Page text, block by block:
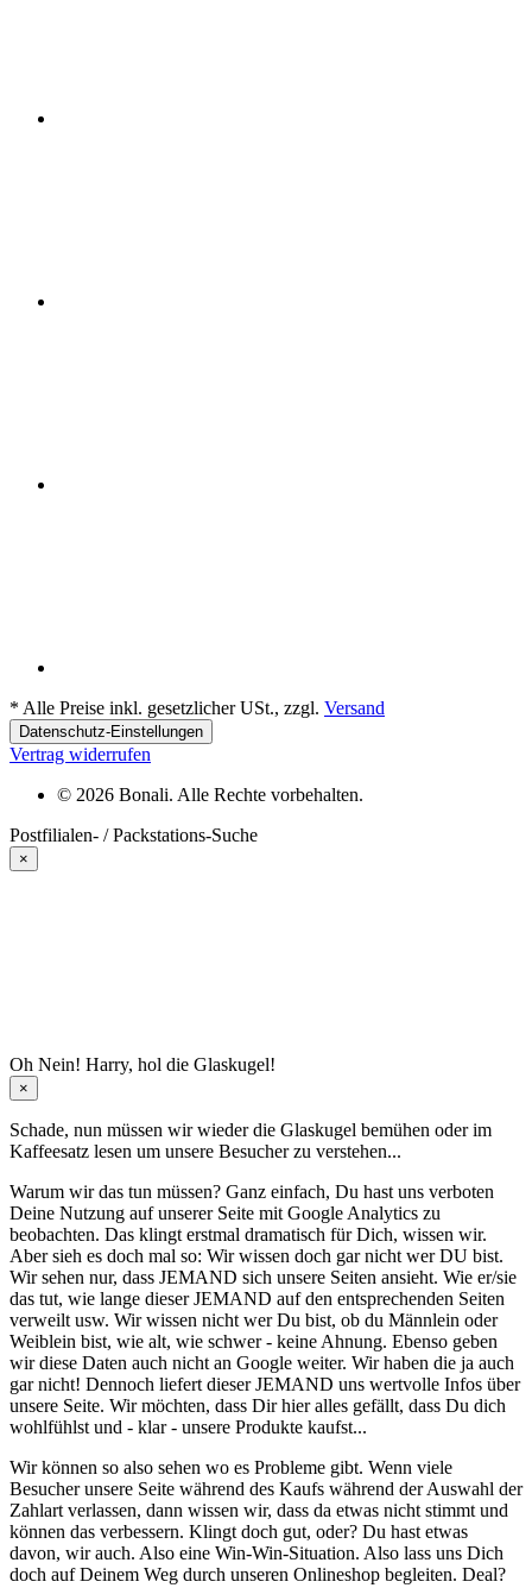
* Alle Preise inkl. gesetzlicher USt., zzgl. Versand
Datenschutz-Einstellungen
Vertrag widerrufen
© 2026 Bonali. Alle Rechte vorbehalten.
Postfilialen- / Packstations-Suche
×
Oh Nein! Harry, hol die Glaskugel!
×
Schade, nun müssen wir wieder die Glaskugel bemühen oder im
Kaffeesatz lesen um unsere Besucher zu verstehen...
Warum wir das tun müssen? Ganz einfach, Du hast uns verboten
Deine Nutzung auf unserer Seite mit Google Analytics zu
beobachten. Das klingt erstmal dramatisch für Dich, wissen wir.
Aber sieh es doch mal so: Wir wissen doch gar nicht wer DU bist.
Wir sehen nur, dass JEMAND sich unsere Seiten ansieht. Wie er/sie
das tut, wie lange dieser JEMAND auf den entsprechenden Seiten
verweilt usw. Wir wissen nicht wer Du bist, ob du Männlein oder
Weiblein bist, wie alt, wie schwer - keine Ahnung. Ebenso geben
wir diese Daten auch nicht an Google weiter. Wir haben die ja auch
gar nicht! Dennoch liefert dieser JEMAND uns wertvolle Infos über
unsere Seite. Wir möchten, dass Dir hier alles gefällt, dass Du dich
wohlfühlst und - klar - unsere Produkte kaufst...
Wir können so also sehen wo es Probleme gibt. Wenn viele
Besucher unsere Seite während des Kaufs während der Auswahl der
Zahlart verlassen, dann wissen wir, dass da etwas nicht stimmt und
können das verbessern. Klingt doch gut, oder? Du hast etwas
davon, wir auch. Also eine Win-Win-Situation. Also lass uns Dich
doch auf Deinem Weg durch unseren Onlineshop begleiten. Deal?